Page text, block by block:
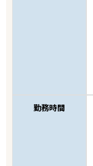
勤務時間